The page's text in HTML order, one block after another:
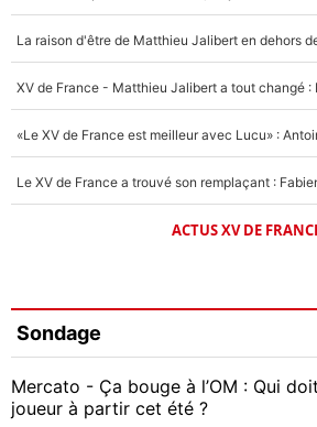
ACTUS XV DE
Sondage
Mercato - Ça bouge à l’OM : Qui
joueur à partir cet été ?